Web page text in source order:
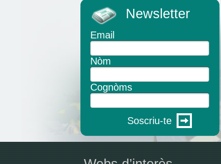
Newsletter
Email
Nòm
Cognòms
Soscriu-te